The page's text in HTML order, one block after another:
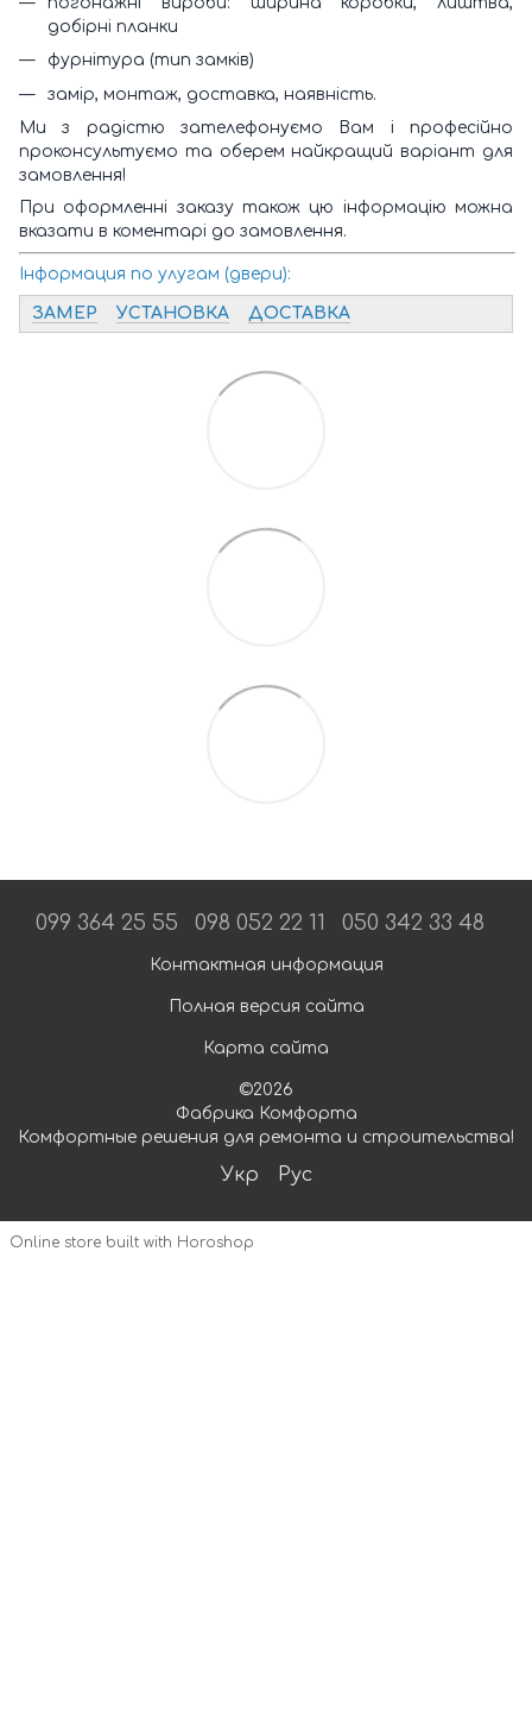
добірні планки
фурнітура (тип замків)
замір, монтаж, доставка, наявність.
Ми з радістю зателефонуємо Вам і професійно
проконсультуємо та оберем найкращий варіант для
замовлення!
При оформленні заказу також цю інформацію можна
вказати в коментарі до замовлення.
Інформация по улугам (двери):
ЗАМЕР УСТАНОВКА ДОСТАВКА
099 364 25 55 098 052 22 11 050 342 33 48
Контактная информация
Полная версия сайта
Карта сайта
©2026
Фабрика Комфорта
Комфортные решения для ремонта и строительства!
Укр Рус
Online store built with Horoshop